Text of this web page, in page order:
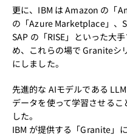
更に、IBM は Amazon の「
の「Azure Marketplace」、
SAP の「RISE」といった大
め、これらの場で Graniteシ
にしました。
先進的な AIモデルである
データを使って学習させる
した。
IBM が提供する「Granite」